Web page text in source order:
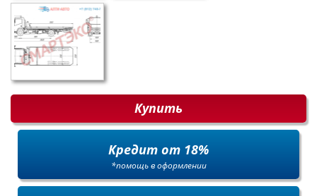
Купить
Кредит от 18%
*помощь в оформлении